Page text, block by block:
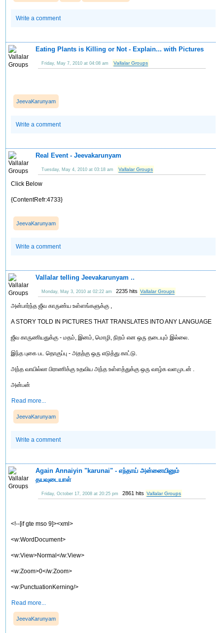
Write a comment
Eating Plants is Killing or Not - Explain... with Pictures
Friday, May 7, 2010 at 04:08 am Vallalar Groups
JeevaKarunyam
Write a comment
Real Event - Jeevakarunyam
Tuesday, May 4, 2010 at 03:18 am Vallalar Groups
Click Below
{ContentRefr:4733}
JeevaKarunyam
Write a comment
Vallalar telling Jeevakarunyam ..
Monday, May 3, 2010 at 02:22 am 2235 hits Vallalar Groups
அன்பார்ந்த ஜீவ காருண்ய உள்ளங்களுக்கு ,
A STORY TOLD IN PICTURES THAT TRANSLATES INTO ANY LANGUAGE
ஜீவ காருணியதுக்கு - மதம், இனம், மொழி, நிறம் என ஒரு தடையும் இல்லை.
இந்த புகை பட தொகுப்பு - அதற்கு ஒரு எடுத்து காட்டு.
அந்த வாயில்லா பிராணிக்கு உதவிய அந்த உள்ளத்துக்கு ஒரு வாழ்க வளமுடன் .
அன்பன்
Read more...
JeevaKarunyam
Write a comment
Again Annaiyin "karunai" - எந்தாய் அன்னையினும்
தயவுடையாள்
Friday, October 17, 2008 at 20:25 pm 2861 hits Vallalar Groups
<!--[if gte mso 9]><xml>
<w:WordDocument>
<w:View>Normal</w:View>
<w:Zoom>0</w:Zoom>
<w:PunctuationKerning/>
Read more...
JeevaKarunyam